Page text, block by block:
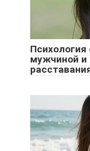
мужчиной